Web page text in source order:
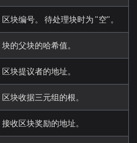
区块编号。 待处理块时为 "空"。
块的父块的哈希值。
区块提议者的地址。
区块收据三元组的根。
接收区块奖励的地址。